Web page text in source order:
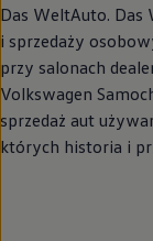
Das WeltAuto.
i sprzedaży
przy salonach
Volkswagen
sprzedaż aut
których historia i